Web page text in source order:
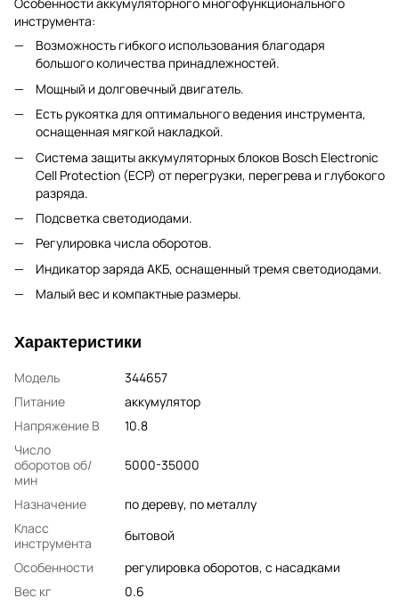
Особенности аккумуляторного многофункционального
инструмента:
Возможность гибкого использования благодаря
большого количества принадлежностей.
Мощный и долговечный двигатель.
Есть рукоятка для оптимального ведения инструмента,
оснащенная мягкой накладкой.
Система защиты аккумуляторных блоков Bosch Electronic
Cell Protection (ECP) от перегрузки, перегрева и глубокого
разряда.
Подсветка светодиодами.
Регулировка числа оборотов.
Индикатор заряда АКБ, оснащенный тремя светодиодами.
Малый вес и компактные размеры.
Характеристики
Модель
344657
Питание
аккумулятор
Напряжение В
10.8
Число
оборотов об/
мин
5000-35000
Назначение
по дереву, по металлу
Класс
инструмента
бытовой
Особенности
регулировка оборотов, с насадками
Вес кг
0.6